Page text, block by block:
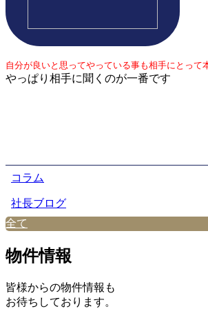
自分が良いと思ってやっている事も相手にとっ
やっぱり相手に聞くのが一番です
コラム
社長ブログ
全て
物件情報
皆様からの物件情報も
お待ちしております。